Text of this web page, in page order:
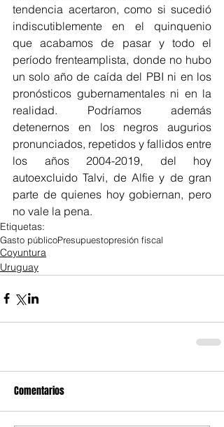
tendencia acertaron, como si sucedió
indiscutiblemente en el quinquenio
que acabamos de pasar y todo el
período frenteamplista, donde no hubo
un solo año de caída del PBI ni en los
pronósticos gubernamentales ni en la
realidad. Podríamos además
detenernos en los negros augurios
pronunciados, repetidos y fallidos entre
los años 2004-2019, del hoy
autoexcluido Talvi, de Alfie y de gran
parte de quienes hoy gobiernan, pero
no vale la pena.
Etiquetas:
Gasto públicoPresupuestopresión fiscal
Coyuntura
Uruguay
Comentarios